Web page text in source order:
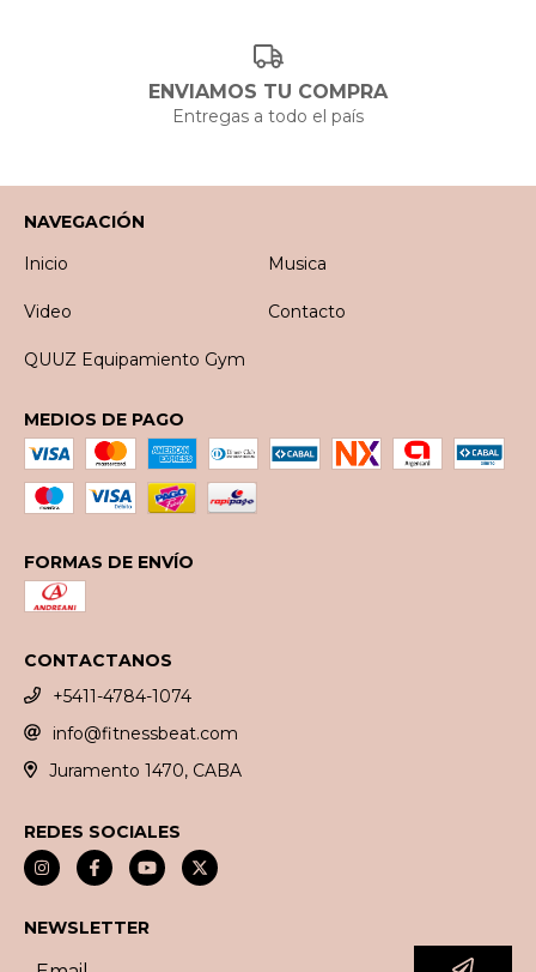
ENVIAMOS TU COMPRA
Entregas a todo el país
NAVEGACIÓN
Inicio
Musica
Video Contacto
QUUZ Equipamiento Gym
MEDIOS DE PAGO
FORMAS DE ENVÍO
CONTACTANOS
+5411-4784-1074
info@fitnessbeat.com
Juramento 1470, CABA
REDES SOCIALES
NEWSLETTER